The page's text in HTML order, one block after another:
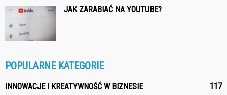
JAK ZARABIAĆ NA YOUTUBE?
POPULARNE KATEGORIE
INNOWACJE I KREATYWNOŚĆ W BIZNESIE 117